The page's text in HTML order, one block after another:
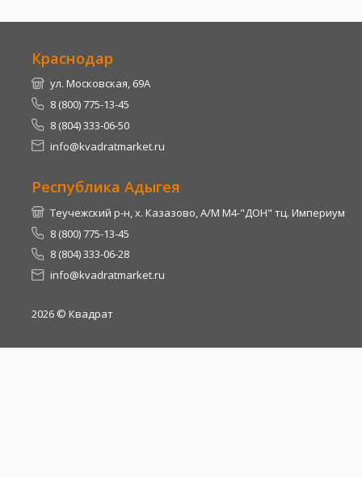
Краснодар
ул. Московская, 69А
8 (800) 775-13-45
8 (804) 333-06-50
info@kvadratmarket.ru
Республика Адыгея
Теучежский р-н, х. Казазово, А/М М4-"ДОН" тц. Империум
8 (800) 775-13-45
8 (804) 333-06-28
info@kvadratmarket.ru
2026 © Квадрат